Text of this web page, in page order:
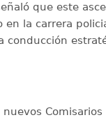
que este
en la carrera
conducción
Comisarios